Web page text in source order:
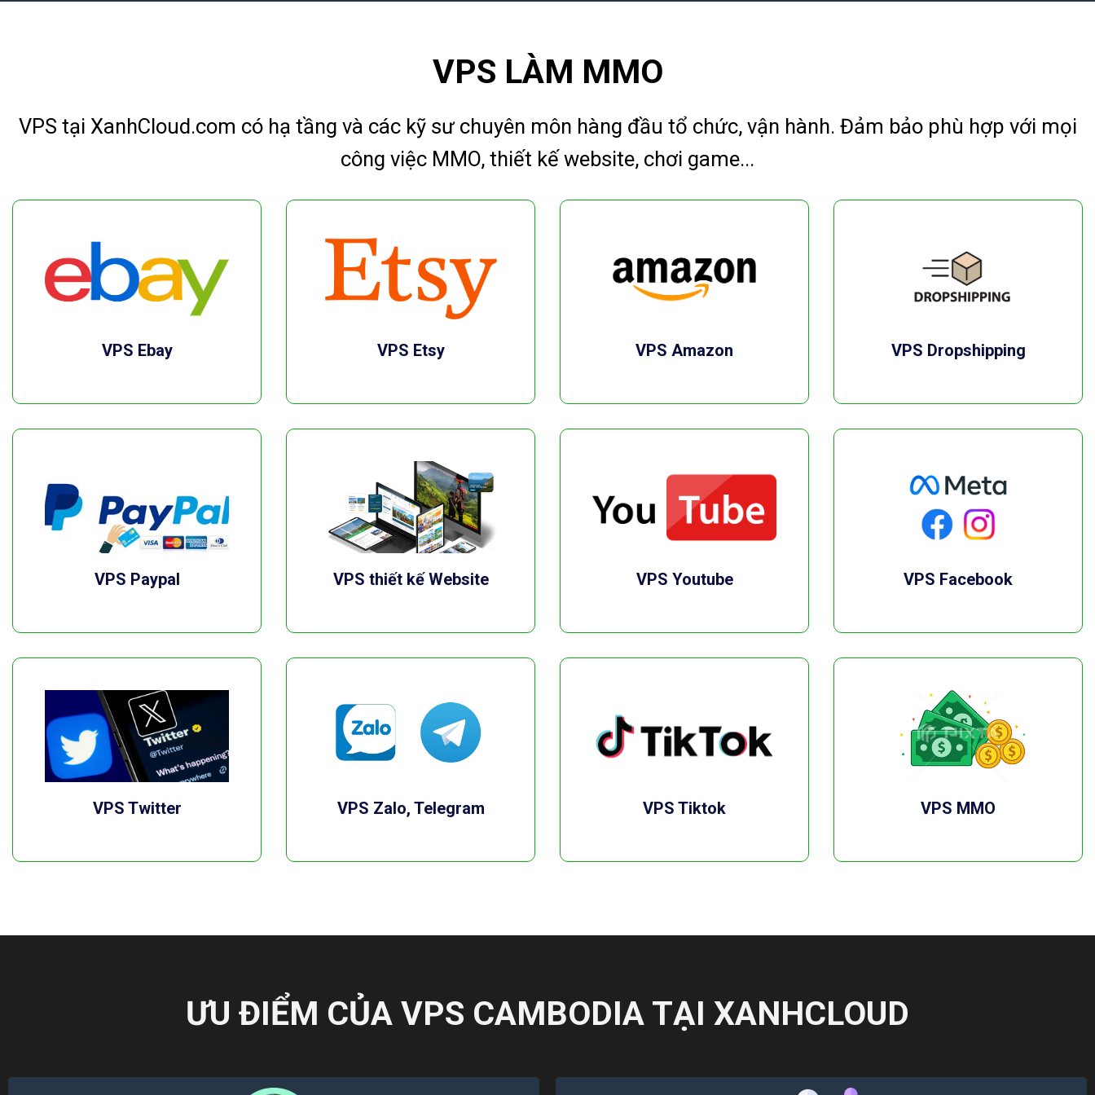
VPS LÀM MMO
VPS tại XanhCloud.com có hạ tầng và các kỹ sư chuyên môn hàng đầu tổ chức, vận hành. Đảm bảo phù hợp với mọi
công việc MMO, thiết kế website, chơi game...
VPS Ebay VPS Etsy VPS Amazon VPS Dropshipping
VPS Paypal VPS thiết kế Website VPS Youtube VPS Facebook
VPS Twitter VPS Zalo, Telegram VPS Tiktok VPS MMO
ƯU ĐIỂM CỦA VPS CAMBODIA TẠI XANHCLOUD